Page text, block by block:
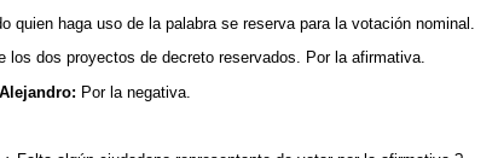
quien haga uso de la palabra se reserva para la votación nominal.
los dos proyectos de decreto reservados. Por la afirmativa.
Por la negativa.